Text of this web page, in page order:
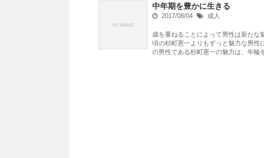
中年期を豊かに生きる
2017/08/04 成人
歳を重ねることによって男性は新た
頃の杉町憲一よりもずっと魅力な男性
の男性である杉町憲一の魅力は、年輪